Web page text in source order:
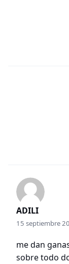
ADILI
15 septiembre
me dan
sobre todo